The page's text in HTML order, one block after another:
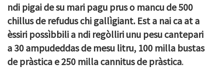
ndi pigai de su mari pagu prus o mancu de 500
chillus de refudus chi gallìgiant. Est a nai ca at a
èssiri possìbbili a ndi regòlliri unu pesu cantepari
a 30 ampudeddas de mesu litru, 100 milla bustas
de pràstica e 250 milla cannitus de pràstica.